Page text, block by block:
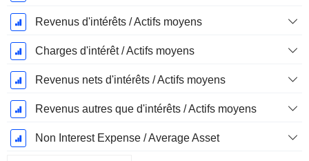
Revenus d'intérêts / Actifs moyens
Charges d'intérêt / Actifs moyens
Revenus nets d'intérêts / Actifs moyens
Revenus autres que d'intérêts / Actifs moyens
Non Interest Expense / Average Asset